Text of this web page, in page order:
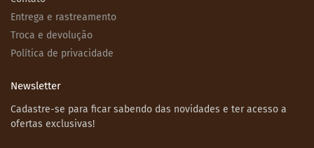
Entrega e rastreamento
Troca e devolução
Política de privacidade
Newsletter
Cadastre-se para ficar sabendo das novidades e ter acesso a
ofertas exclusivas!